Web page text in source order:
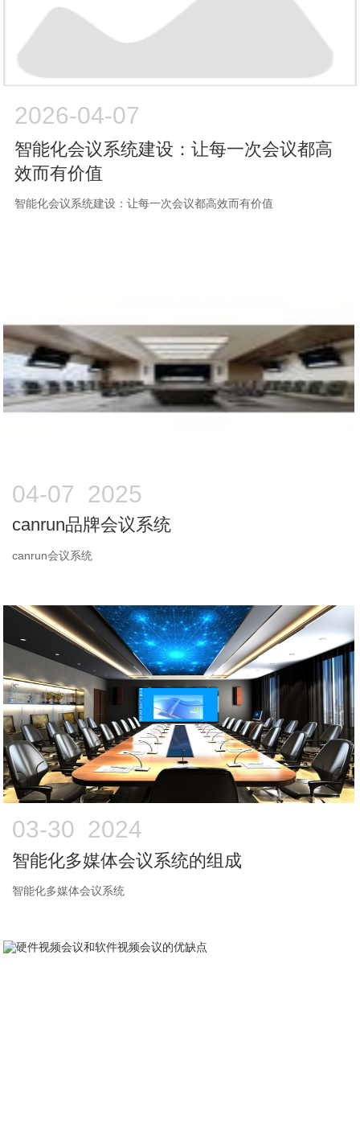
2026-04-07
智能化会议系统建设：让每一次会议都高
效而有价值
智能化会议系统建设：让每一次会议都高效而有价值
04-07 2025
canrun品牌会议系统
canrun会议系统
03-30 2024
智能化多媒体会议系统的组成
智能化多媒体会议系统